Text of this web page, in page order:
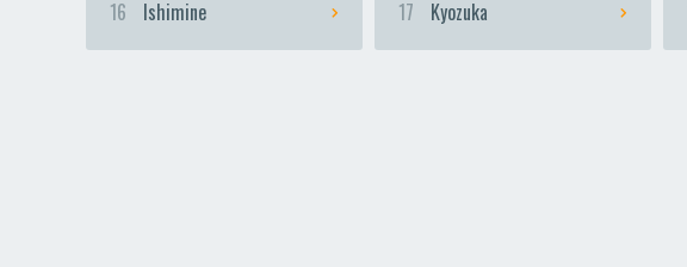
16 Ishimine 17 Kyozuka